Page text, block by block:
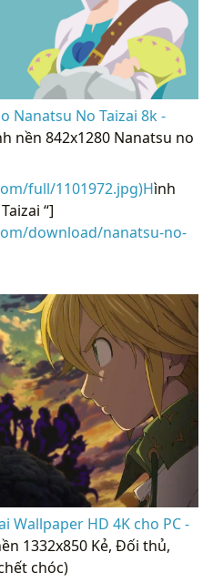
Nanatsu No Taizai 8k -
nền 842x1280 Nanatsu no
full/1101972.jpg)Hình
“]
download/nanatsu-no-
Wallpaper HD 4K cho PC -
1332x850 Kẻ, Đối thủ,
chóc)